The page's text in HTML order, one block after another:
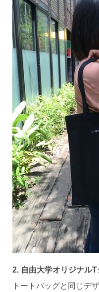
2. 自由大学オリジナル
トートバッグと同じデ